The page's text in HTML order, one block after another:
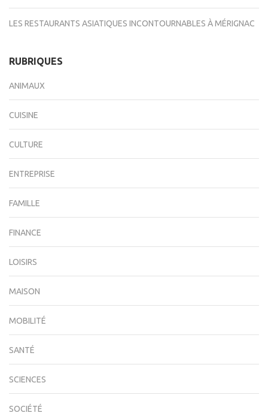
LES RESTAURANTS ASIATIQUES INCONTOURNABLES À MÉRIGNAC
RUBRIQUES
ANIMAUX
CUISINE
CULTURE
ENTREPRISE
FAMILLE
FINANCE
LOISIRS
MAISON
MOBILITÉ
SANTÉ
SCIENCES
SOCIÉTÉ